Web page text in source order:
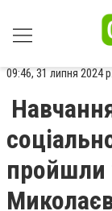
09:46, 31 липня 2024 р.
пройшли